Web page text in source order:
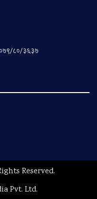
८०/३६३७
Reserved.
Pvt. Ltd.